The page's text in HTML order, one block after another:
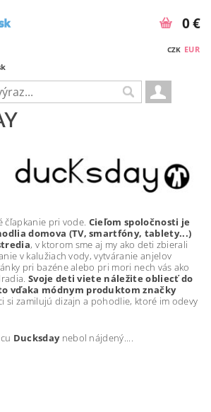
CZK EUR
0 €
čľapkanie pri vode. Cieľom spoločnosti je
domova (TV, smartfóny, tablety...)
, v ktorom sme aj my ako deti zbierali
v kalužiach vody, vytváranie anjelov
pri bazéne alebo pri mori nech vás ako
Svoje deti viete náležite obliecť do
vďaka módnym produktom značky
si zamilujú dizajn a pohodlie, ktoré im odevy
Ducksdaynebol nájdený....